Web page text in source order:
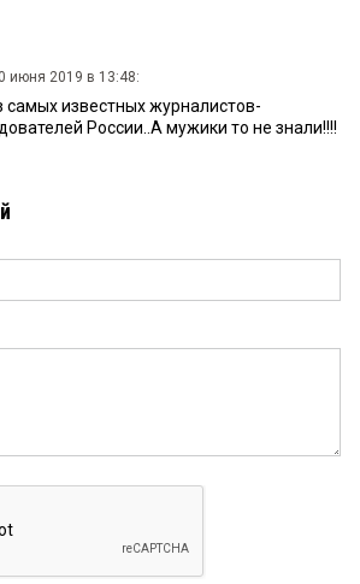
июня 2019 в 13:48:
самых известных журналистов-
России..А мужики то не знали!!!!